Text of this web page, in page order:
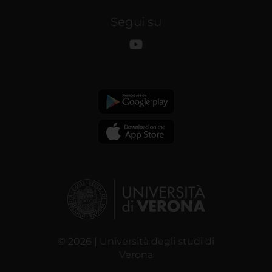
Segui su
© 2026 | Università degli studi di
Verona